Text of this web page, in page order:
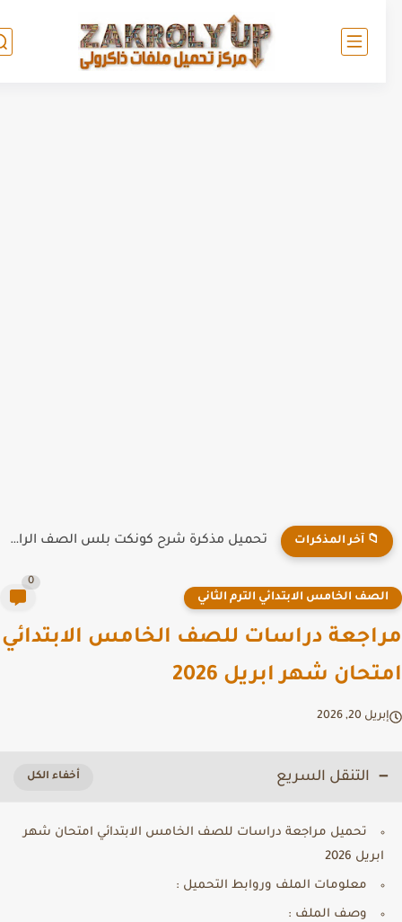
📁 آخر المذكرات تحميل مذكرة شرح كونكت بلس الصف الرابع الابتدائي الترم الاول...
الخامس الابتدائي الترم الثاني
دراسات للصف الخامس الابتدائي
شهر ابريل 2026
20, 2026
التنقل السريع
تحميل مراجعة دراسات للصف الخامس الابتدائي امتحان شهر
ابريل 2026
معلومات الملف وروابط التحميل :
وصف الملف :